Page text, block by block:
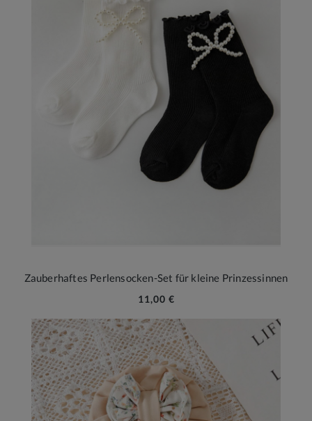
Zauberhaftes Perlensocken-Set für kleine Prinzessinnen
11,00 €